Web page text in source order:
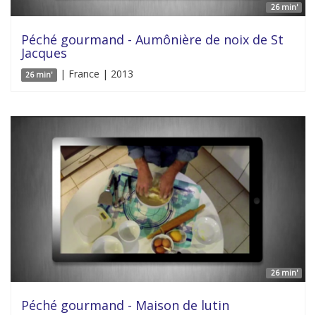
26 min'
Péché gourmand - Aumônière de noix de St
Jacques
26 min' | France | 2013
26 min'
Péché gourmand - Maison de lutin